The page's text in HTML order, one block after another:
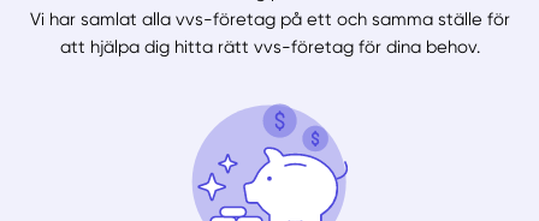
Vi har samlat alla vvs-företag på ett och samma ställe för
att hjälpa dig hitta rätt vvs-företag för dina behov.